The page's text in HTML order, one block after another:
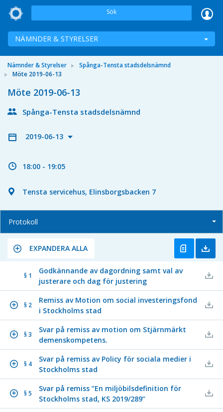
Sök
NÄMNDER & STYRELSER
Nämnder & Styrelser
Spånga-Tensta stadsdelsnämnd
Möte 2019-06-13
Möte 2019-06-13
Spånga-Tensta stadsdelsnämnd
2019-06-13
18:00 - 19:05
Tensta servicehus, Elinsborgsbacken 7
Protokoll
EXPANDERA ALLA
§ 1
Godkännande av dagordning samt val av
justerare och dag för justering
§ 2
Remiss av Motion om social investeringsfond
i Stockholms stad
§ 3
Svar på remiss av motion om Stjärnmärkt
demenskompetens.
§ 4
Svar på remiss av Policy för sociala medier i
Stockholms stad
§ 5
Svar på remiss ”En miljöbilsdefinition för
Stockholms stad, KS 2019/289”